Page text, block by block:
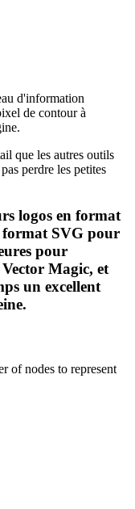
d'information
de contour à
que les autres outils
perdre les petites
logos en format
format SVG pour
pour
Magic, et
un excellent